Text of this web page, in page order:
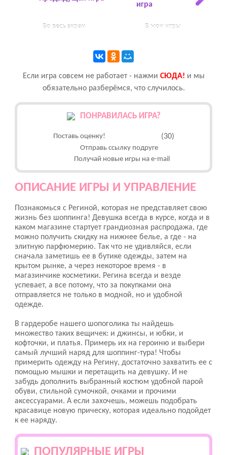
Во весь экран В мои игры
игра
Если игра совсем не работает - нажми CЮДА! и мы
обязательно разберёмся, что случилось.
ПОНРАВИЛАСЬ ИГРА?
Поставь оценку! (30)
Отправь ссылку подруге
Получай новые игры на e-mail
ОПИСАНИЕ ИГРЫ И УПРАВЛЕНИЕ
Познакомься с Региной, которая не представляет свою
жизнь без шоппинга! Девушка всегда в курсе, когда и в
каком магазине стартует грандиозная распродажа, где
можно получить скидку на нижнее белье, а где - на
элитную парфюмерию. Так что не удивляйся, если
сначала заметишь ее в бутике одежды, затем на
крытом рынке, а через некоторое время - в
магазинчике косметики. Регина всегда и везде
успевает, а все потому, что за покупками она
отправляется не только в модной, но и удобной
одежде.
В гардеробе нашего шопоголика ты найдешь
множество таких вещичек: и джинсы, и юбки, и
кофточки, и платья. Примерь их на героиню и выбери
самый лучший наряд для шоппинг-тура! Чтобы
примерить одежду на Регину, достаточно захватить ее с
помощью мышки и перетащить на девушку. И не
забудь дополнить выбранный костюм удобной парой
обуви, стильной сумочкой, очками и прочими
аксессуарами. А если захочешь, можешь подобрать
красавице новую прическу, которая идеально подойдет
к ее наряду.
ПОПУЛЯРНЫЕ ИГРЫ